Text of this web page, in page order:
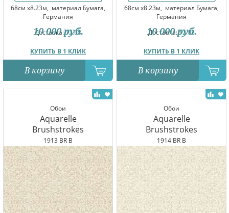
68см x8.23м, материал Бумага,
Германия
Доставка:12.08
КУПИТЬ В 1 КЛИК
10 000 руб.
В корзину
68см x8.23м, материал Бумага,
Германия
Доставка:12.08
КУПИТЬ В 1 КЛИК
10 000 руб.
В корзину
Обои
Aquarelle
Brushstrokes
1913 BR B
Обои
Aquarelle
Brushstrokes
1914 BR B